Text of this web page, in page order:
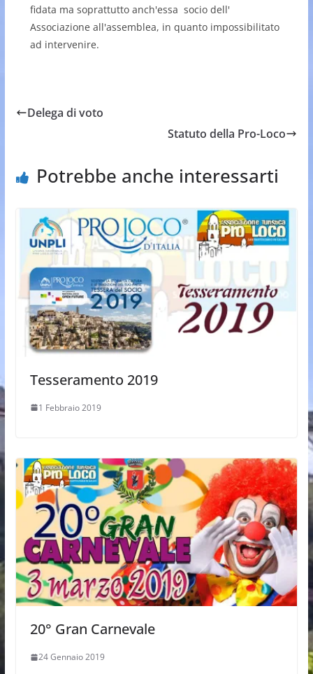
fidata ma soprattutto anch'essa socio dell'
Associazione all'assemblea, in quanto impossibilitato
ad intervenire.
Delega di voto
Statuto della Pro-Loco
Potrebbe anche interessarti
Tesseramento 2019
1 Febbraio 2019
20° Gran Carnevale
24 Gennaio 2019